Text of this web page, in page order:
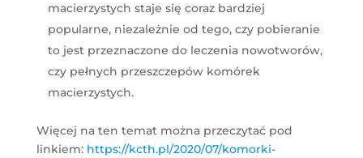
macierzystych staje się coraz bardziej
popularne, niezależnie od tego, czy pobieranie
to jest przeznaczone do leczenia nowotworów,
czy pełnych przeszczepów komórek
macierzystych.
Więcej na ten temat można przeczytać pod
linkiem: https://kcth.pl/2020/07/komorki-